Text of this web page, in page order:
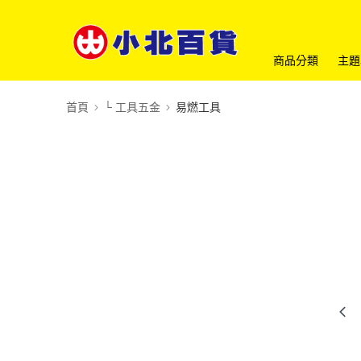
商品分類 主
首頁 └ 工具五金 易燃工具